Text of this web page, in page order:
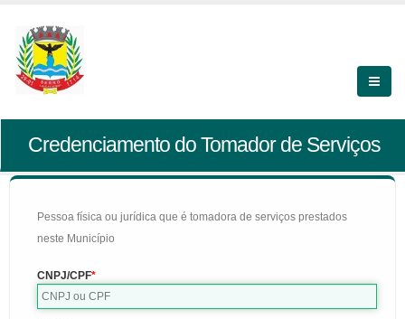
Credenciamento do Tomador de Serviços
Pessoa física ou jurídica que é tomadora de serviços prestados
neste Município
CNPJ/CPF